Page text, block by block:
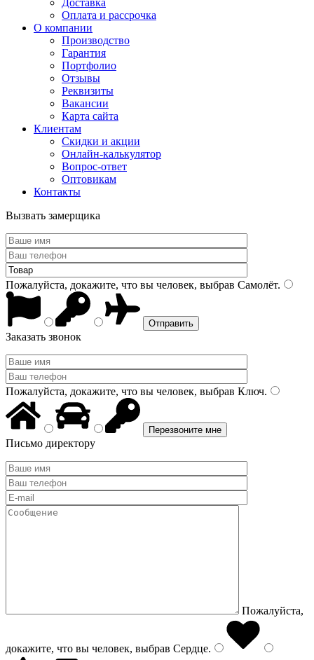
Доставка
Оплата и рассрочка
О компании
Производство
Гарантия
Портфолио
Отзывы
Реквизиты
Вакансии
Карта сайта
Клиентам
Скидки и акции
Онлайн-калькулятор
Вопрос-ответ
Оптовикам
Контакты
Вызвать замерщика
Пожалуйста, докажите, что вы человек, выбрав Самолёт.
Заказать звонок
Пожалуйста, докажите, что вы человек, выбрав Ключ.
Письмо директору
Пожалуйста,
докажите, что вы человек, выбрав Сердце.